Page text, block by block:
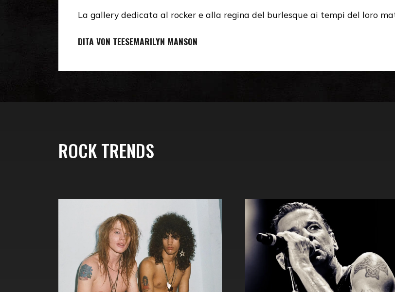
La gallery dedicata al rocker e alla regina del burlesque ai tempi del loro
DITA VON TEESEMARILYN MANSON
ROCK TRENDS